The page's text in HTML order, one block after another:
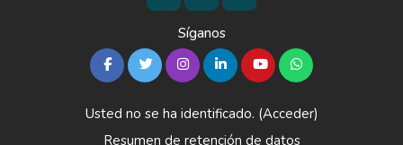
Síganos
Usted no se ha identificado. (Acceder)
Resumen de retención de datos